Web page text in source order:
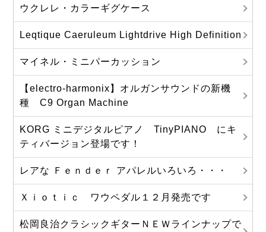
ウクレレ・カラーギグケース
Leqtique Caeruleum Lightdrive High Definition
マイネル・ミニパーカッション
【electro-harmonix】オルガンサウンドの新機
種 C9 Organ Machine
KORG ミニデジタルピアノ TinyPIANO にキ
ティバージョン登場です！
レアな Ｆｅｎｄｅｒ アパレルいろいろ・・・
Ｘｉｏｔｉｃ ワウペダル１２月発売です
松岡良治クラシックギターＮＥＷラインナップで